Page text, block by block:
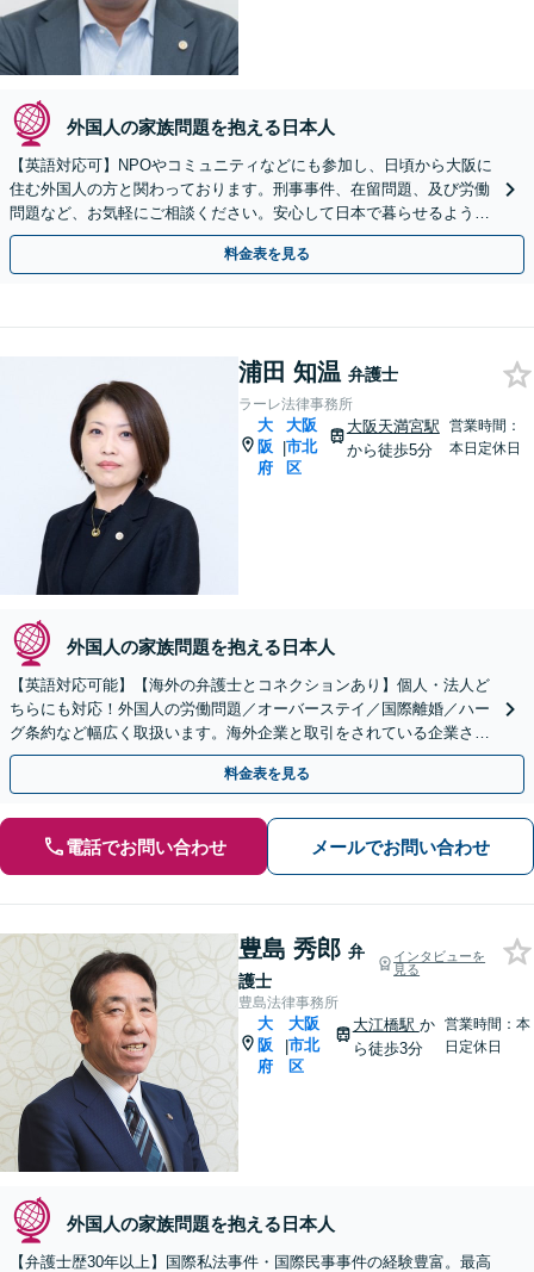
外国人の家族問題を抱える日本人
【英語対応可】NPOやコミュニティなどにも参加し、日頃から大阪に
住む外国人の方と関わっております。刑事事件、在留問題、及び労働
問題など、お気軽にご相談ください。安心して日本で暮らせるようサ
ポートいたします【夜間・休日相談OK】【北浜駅2分】
料金表を見る
浦田 知温 弁護士
ラーレ法律事務所
大
阪
府
|
大阪
市北
区
大阪天満宮駅
から徒歩5分
営業時間：
本日定休日
外国人の家族問題を抱える日本人
【英語対応可能】【海外の弁護士とコネクションあり】個人・法人ど
ちらにも対応！外国人の労働問題／オーバーステイ／国際離婚／ハー
グ条約など幅広く取扱います。海外企業と取引をされている企業さま
等もサポート！【顧問契約可】【休日・夜間面談は要予約】
料金表を見る
電話でお問い合わせ メールでお問い合わせ
豊島 秀郎 弁
護士
インタビューを
見る
豊島法律事務所
大
阪
府
|
大阪
市北
区
大江橋駅 か
ら徒歩3分
営業時間：本
日定休日
外国人の家族問題を抱える日本人
【弁護士歴30年以上】国際私法事件・国際民事事件の経験豊富。最高